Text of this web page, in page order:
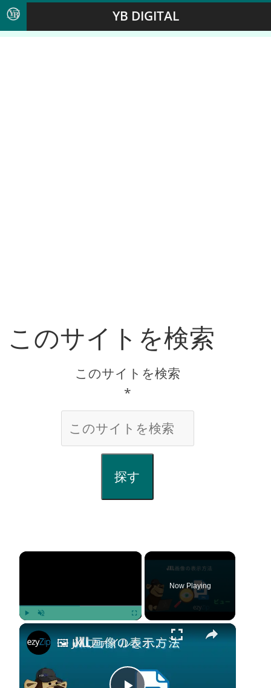
YB DIGITAL
このサイトを検索
このサイトを検索
*
探す
×
Now Playing
×
🖼️ JXLファイルをオンラインで無料で閲覧する方法 | ソフトウェアのインストール不要